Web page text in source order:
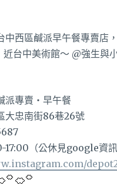
派專賣‧早午餐
大忠南街86巷26號
（公休見google資訊